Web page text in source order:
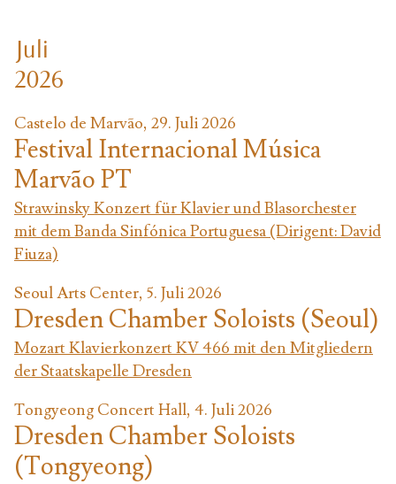
Juli
2026
Castelo de Marvão, 29. Juli 2026
Festival Internacional Música
Marvão PT
Strawinsky Konzert für Klavier und Blasorchester
mit dem Banda Sinfónica Portuguesa (Dirigent: David
Fiuza)
Seoul Arts Center, 5. Juli 2026
Dresden Chamber Soloists (Seoul)
Mozart Klavierkonzert KV 466 mit den Mitgliedern
der Staatskapelle Dresden
Tongyeong Concert Hall, 4. Juli 2026
Dresden Chamber Soloists
(Tongyeong)